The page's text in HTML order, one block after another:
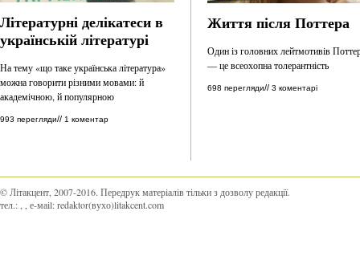
Літературні делікатеси в
українській літературі
На тему «що таке українська література»
можна говорити різними мовами: й
академічною, й популярною
993 перегляди// 1 коментар
Життя після Поттера
Один із головних лейтмотивів
— це всеохопна толерантність
698 перегляди// 3 коментарі
© Літакцент, 2007-2016. Передрук матеріалів тільки з дозволу редакції.
тел.:
, е-маіl:redaktor(вухо)litakcent.com